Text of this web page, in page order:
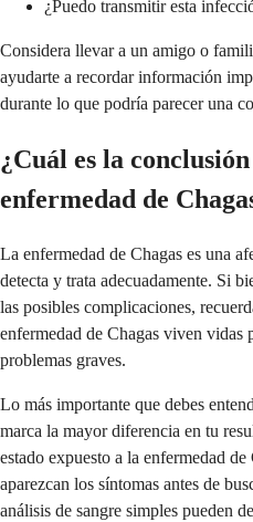
¿Puedo transmitir esta
Considera llevar a un amigo o
ayudarte a recordar información
durante lo que podría parecer una
¿Cuál es la
enfermedad de
La enfermedad de Chagas es una
detecta y trata adecuadamente. Si
las posibles complicaciones,
enfermedad de Chagas viven vidas
problemas graves.
Lo más importante que debes
marca la mayor diferencia en tu
estado expuesto a la enfermedad de
aparezcan los síntomas antes de
análisis de sangre simples pueden